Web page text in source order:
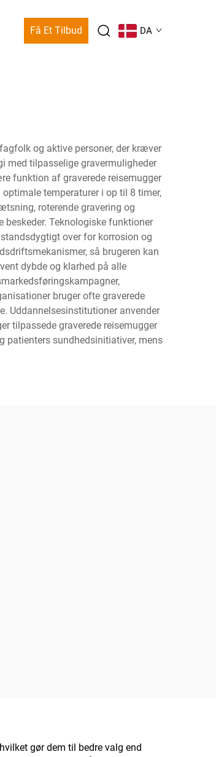
Få Et Tilbud DA
og aktive personer, der kræver
med tilpasselige gravermuligheder
funktion af graverede reisemugger
temperaturer i op til 8 timer,
roterende gravering og
Teknologiske funktioner
over for korrosion og
så brugeren kan
dybde og klarhed på alle
bruger ofte graverede
Uddannelsesinstitutioner anvender
tilpassede graverede reisemugger
patienters sundhedsinitiativer, mens
gør dem til bedre valg end